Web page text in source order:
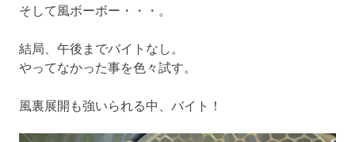
そして風ボーボー・・・。
結局、午後までバイトなし。
やってなかった事を色々試す。
風裏展開も強いられる中、バイト！